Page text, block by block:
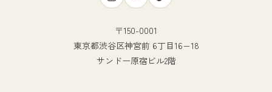
〒150-0001
東京都渋谷区神宮前 6丁目16−18
サンドー原宿ビル2階